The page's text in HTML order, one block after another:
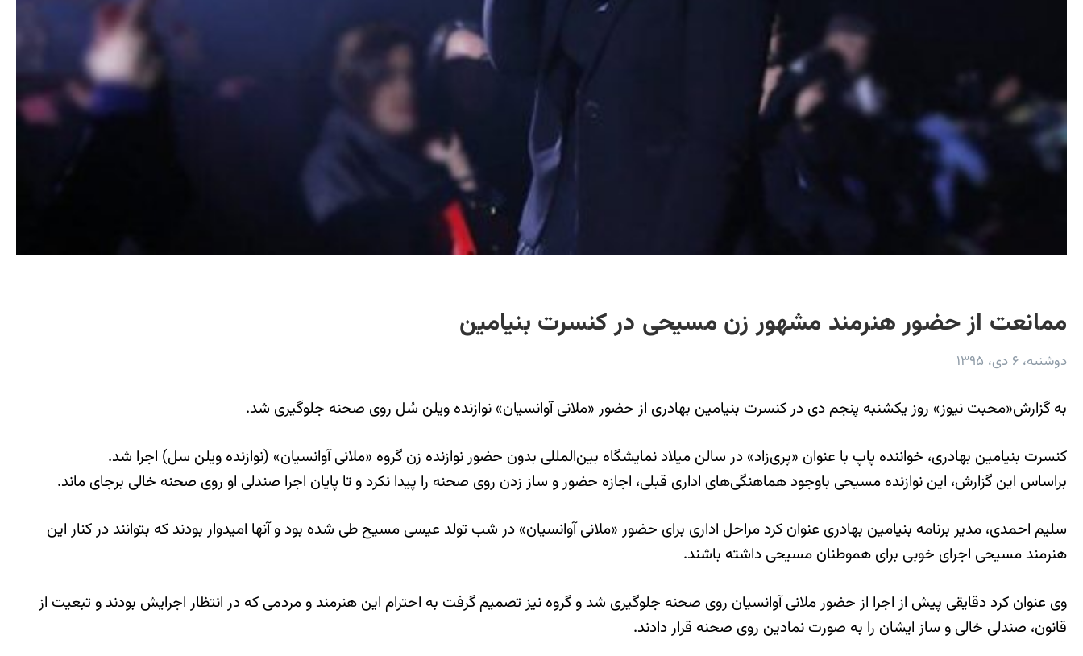
ممانعت از حضور هنرمند مشهور زن مسیحی در کنسرت بنیامین
دوشنبه، ۶ دی، ۱۳۹۵
به گزارش«محبت نیوز» روز یکشنبه پنجم دی در کنسرت بنیامین بهادری از حضور «ملانی آوانسیان» نوازنده ویلن سُل روی صحنه جلوگیری شد.
کنسرت بنیامین بهادری، خواننده پاپ با عنوان «پری‌زاد» در سالن میلاد نمایشگاه بین‌المللی بدون حضور نوازنده زن گروه «ملانی آوانسیان» (نوازنده ویلن سل) اجرا شد.
براساس این گزارش، این نوازنده مسیحی باوجود هماهنگی‌های اداری قبلی، اجازه حضور و ساز زدن روی صحنه را پیدا نکرد و تا پایان اجرا صندلی او روی صحنه خالی برجای ماند.
سلیم احمدی، مدیر برنامه بنیامین بهادری عنوان کرد مراحل اداری برای حضور «ملانی آوانسیان» در شب تولد عیسی مسیح طی شده بود و آنها امیدوار بودند که بتوانند در کنار این
هنرمند مسیحی اجرای خوبی برای هموطنان مسیحی داشته باشند.
وی عنوان کرد دقایقی پیش از اجرا از حضور ملانی آوانسیان روی صحنه جلوگیری شد و گروه نیز تصمیم گرفت به احترام این هنرمند و مردمی که در انتظار اجرایش بودند و تبعیت از
قانون، صندلی خالی و ساز ایشان را به صورت نمادین روی صحنه قرار دادند.